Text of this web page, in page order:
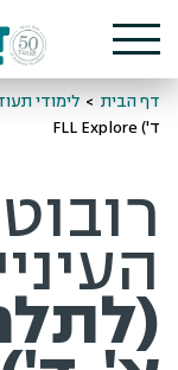
דף הבית > לימודי
ד') FLL Explore